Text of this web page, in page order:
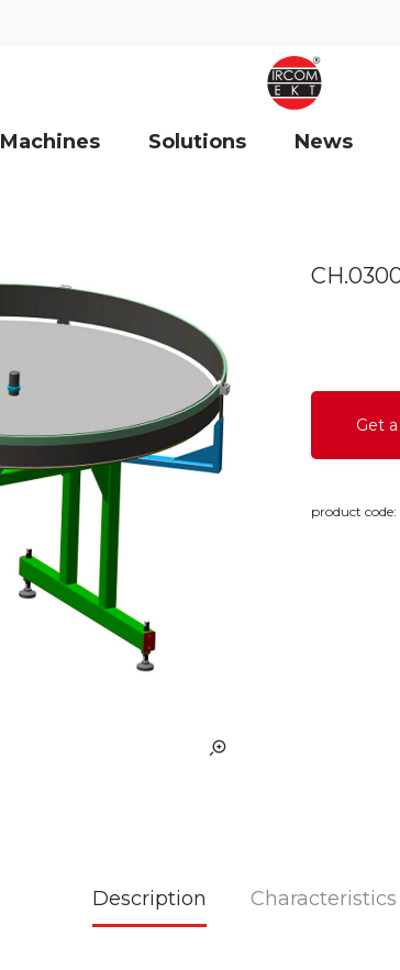
Machines Solutions News
Get
product code:
Description Characteristics